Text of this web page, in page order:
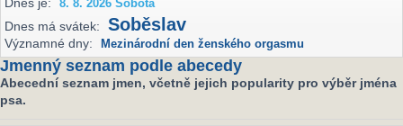
8. 8. 2026 Sobota
Dnes má svátek: Soběslav
Významné dny: Mezinárodní den ženského orgasmu
Jmenný seznam podle abecedy
Abecední seznam jmen, včetně jejich popularity pro výběr jména
psa.